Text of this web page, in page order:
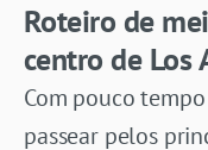
Roteiro de
centro de Los
Com pouco
passear pelos